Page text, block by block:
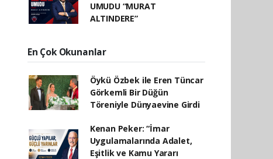
UMUDU “MURAT
ALTINDERE”
En Çok Okunanlar
Öykü Özbek ile Eren Tüncar
Görkemli Bir Düğün
Töreniyle Dünyaevine Girdi
Kenan Peker: “İmar
Uygulamalarında Adalet,
Eşitlik ve Kamu Yararı